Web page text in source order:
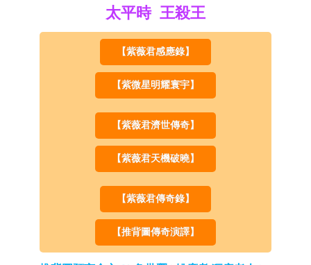
太平時 王殺王
【紫薇君感應錄】
【紫微星明耀寰宇】
【紫薇君濟世傳奇】
【紫薇君天機破曉】
【紫薇君傳奇錄】
【推背圖傳奇演譯】